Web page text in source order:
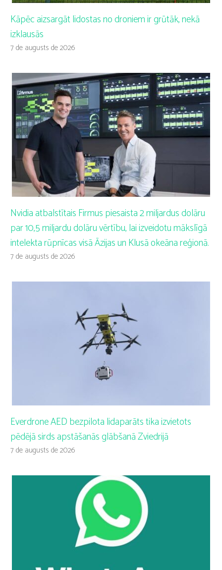
Kāpēc aizsargāt lidostas no droniem ir grūtāk, nekā
izklausās
7 de augusts de 2026
Nvidia atbalstītais Firmus piesaista 2 miljardus dolāru
par 10,5 miljardu dolāru vērtību, lai izveidotu mākslīgā
intelekta rūpnīcas visā Āzijas un Klusā okeāna reģionā.
7 de augusts de 2026
Everdrone AED bezpilota lidaparāts tika izvietots
pēdējā sirds apstāšanās glābšanā Zviedrijā
7 de augusts de 2026